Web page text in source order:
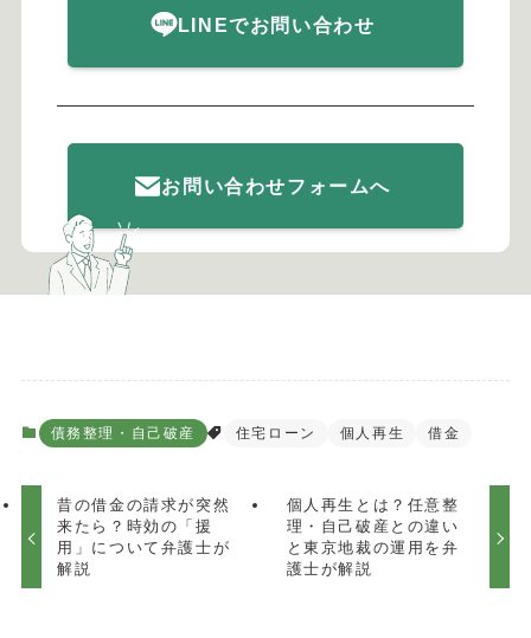
LINEでお問い合わせ
お問い合わせフォームへ
債務整理・自己破産 住宅ローン 個人再生 借金
昔の借金の請求が突然
来たら？時効の「援
用」について弁護士が
解説
個人再生とは？任意整
理・自己破産との違い
と東京地裁の運用を弁
護士が解説